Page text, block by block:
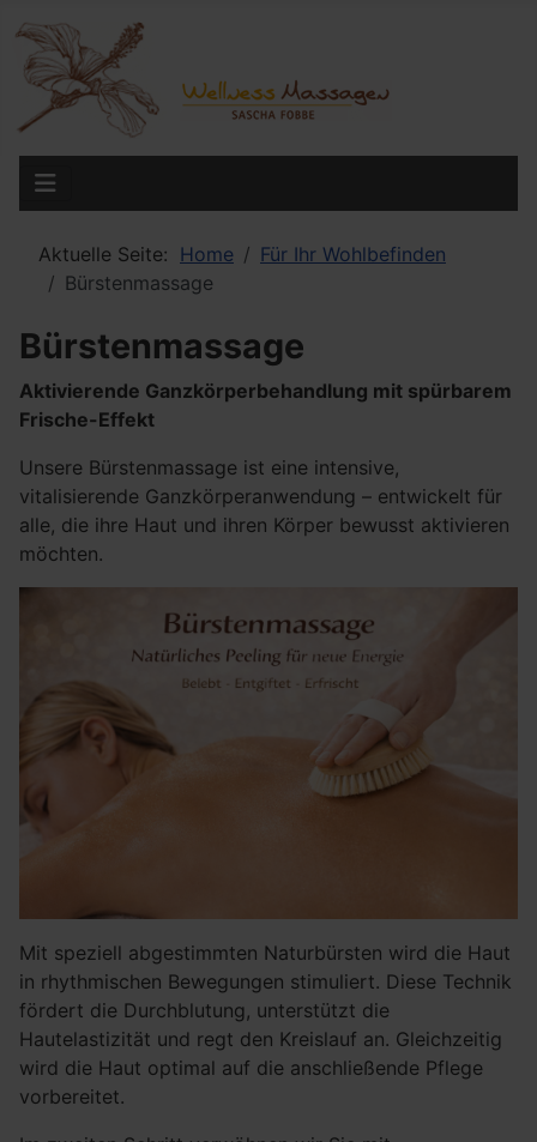
Aktuelle Seite: Home
Für Ihr Wohlbefinden
Bürstenmassage
Bürstenmassage
Aktivierende Ganzkörperbehandlung mit spürbarem
Frische-Effekt
Unsere Bürstenmassage ist eine intensive,
vitalisierende Ganzkörperanwendung – entwickelt für
alle, die ihre Haut und ihren Körper bewusst aktivieren
möchten.
Mit speziell abgestimmten Naturbürsten wird die Haut
in rhythmischen Bewegungen stimuliert. Diese Technik
fördert die Durchblutung, unterstützt die
Hautelastizität und regt den Kreislauf an. Gleichzeitig
wird die Haut optimal auf die anschließende Pflege
vorbereitet.